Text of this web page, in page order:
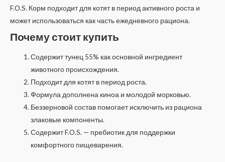
F.O.S. Корм подходит для котят в период активного роста и
может использоваться как часть ежедневного рациона.
Почему стоит купить
Содержит тунец 55% как основной ингредиент
животного происхождения.
Подходит для котят в период роста.
Формула дополнена киноа и молодой морковью.
Беззерновой состав помогает исключить из рациона
злаковые компоненты.
Содержит F.O.S. — пребиотик для поддержки
комфортного пищеварения.